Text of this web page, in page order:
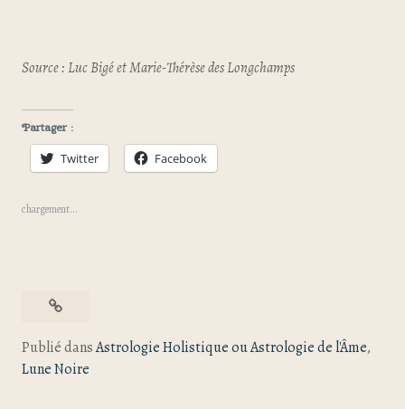
Source : Luc Bigé et Marie-Thérèse des Longchamps
Partager :
Twitter Facebook
chargement…
Publié dansAstrologie Holistique ou Astrologie de l'Âme,
Lune Noire